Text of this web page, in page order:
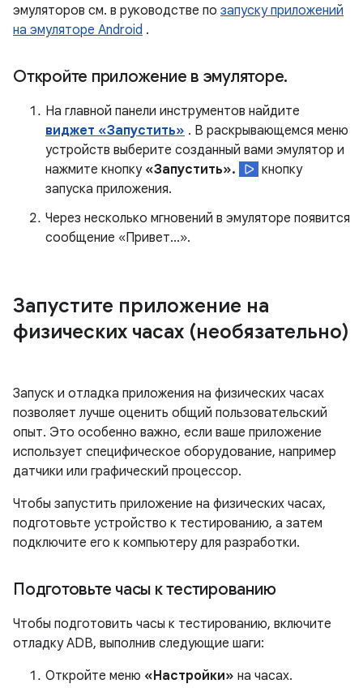
эмуляторов см. в руководстве по запуску приложений
на эмуляторе Android .
Откройте приложение в эмуляторе.
На главной панели инструментов найдите
виджет «Запустить» . В раскрывающемся меню
устройств выберите созданный вами эмулятор и
нажмите кнопку «Запустить».
кнопку
запуска приложения.
Через несколько мгновений в эмуляторе появится
сообщение «Привет...».
Запустите приложение на
физических часах (необязательно)
Запуск и отладка приложения на физических часах
позволяет лучше оценить общий пользовательский
опыт. Это особенно важно, если ваше приложение
использует специфическое оборудование, например
датчики или графический процессор.
Чтобы запустить приложение на физических часах,
подготовьте устройство к тестированию, а затем
подключите его к компьютеру для разработки.
Подготовьте часы к тестированию
Чтобы подготовить часы к тестированию, включите
отладку ADB, выполнив следующие шаги:
Откройте меню «Настройки» на часах.